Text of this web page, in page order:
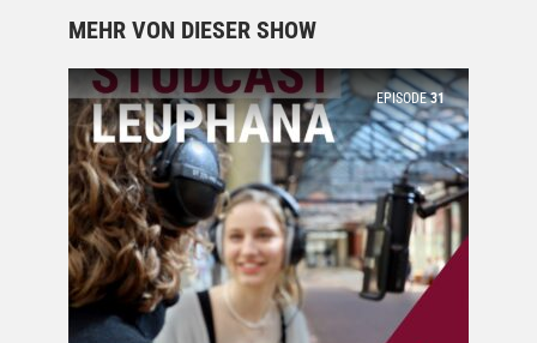
MEHR VON DIESER SHOW
EPISODE 31